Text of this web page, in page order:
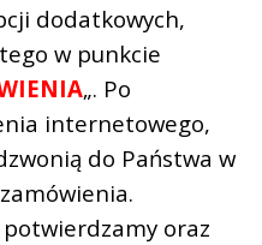
dodatkowych,
w punkcie
„. Po
internetowego,
do Państwa w
oraz